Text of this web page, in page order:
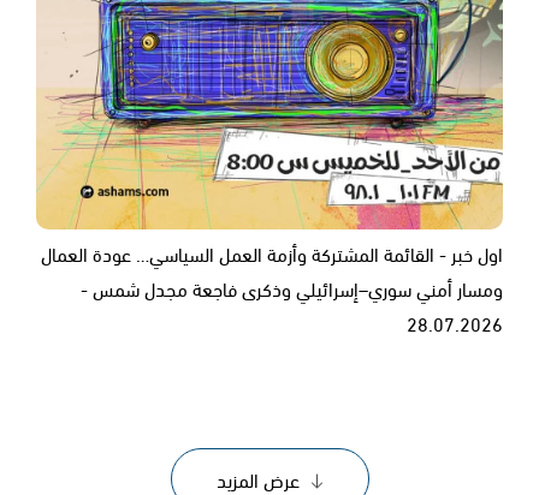
اول خبر - القائمة المشتركة وأزمة العمل السياسي… عودة العمال
ومسار أمني سوري–إسرائيلي وذكرى فاجعة مجدل شمس -
28.07.2026
عرض المزيد